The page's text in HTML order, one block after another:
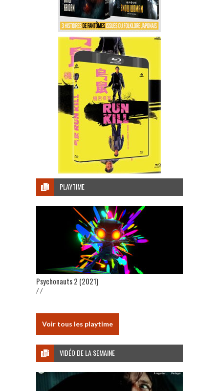
PLAYTIME
Psychonauts 2 (2021)
/ /
Voir tous les playtime
VIDÉO DE LA SEMAINE